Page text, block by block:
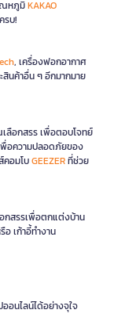
ณหภูมิKAKAO
รบ!
, เครื่องฟอกอากาศ
สินค้าอื่น ๆ อีกมากมาย
อกสรร เพื่อตอบโจทย์
พื่อความปลอดภัยของ
คอมโบGEEZERที่ช่วย
กสรรเพื่อตกแต่งบ้าน
อ เก้าอี้ทำงาน
อนไลน์ได้อย่างจุใจ